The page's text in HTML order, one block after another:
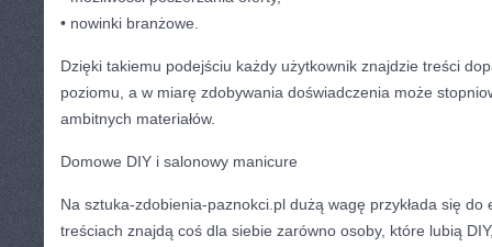
• nowinki branżowe.
Dzięki takiemu podejściu każdy użytkownik znajdzie treści
poziomu, a w miarę zdobywania doświadczenia może
ambitnych materiałów.
Domowe DIY i salonowy manicure
Na sztuka-zdobienia-paznokci.pl dużą wagę przykłada się do
treściach znajdą coś dla siebie zarówno osoby, które lubią